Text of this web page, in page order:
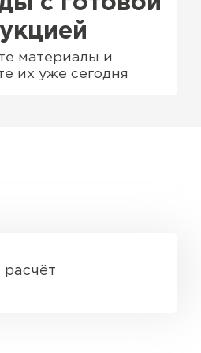
материалы и
их уже сегодня